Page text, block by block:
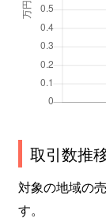
取引数推
対象の地域の
す。